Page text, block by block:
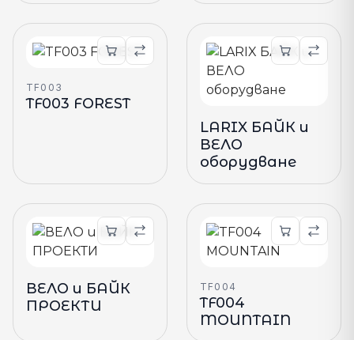
TF003
TF003 FOREST
LARIX БАЙК и
ВЕЛО
оборудване
ВЕЛО и БАЙК
ПРОЕКТИ
TF004
TF004
MOUNTAIN